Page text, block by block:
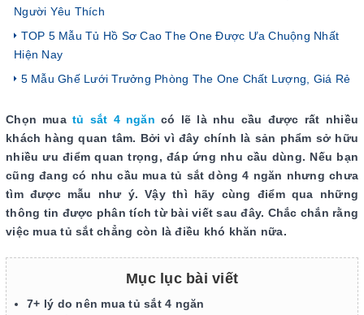
Người Yêu Thích
TOP 5 Mẫu Tủ Hồ Sơ Cao The One Được Ưa Chuộng Nhất
Hiện Nay
5 Mẫu Ghế Lưới Trưởng Phòng The One Chất Lượng, Giá Rẻ
Chọn muatủ sắt 4 ngăn có lẽ là nhu cầu được rất nhiều
khách hàng quan tâm. Bởi vì đây chính là sản phẩm sở hữu
nhiều ưu điểm quan trọng, đáp ứng nhu cầu dùng. Nếu bạn
cũng đang có nhu cầu mua tủ sắt dòng 4 ngăn nhưng chưa
tìm được mẫu như ý. Vậy thì hãy cùng điểm qua những
thông tin được phân tích từ bài viết sau đây. Chắc chắn rằng
việc mua tủ sắt chẳng còn là điều khó khăn nữa.
Mục lục bài viết
7+ lý do nên mua tủ sắt 4 ngăn